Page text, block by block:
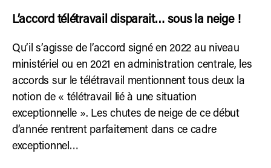
L’accord télétravail disparait… sous la neige !
Qu’il s’agisse de l’accord signé en 2022 au niveau
ministériel ou en 2021 en administration centrale, les
accords sur le télétravail mentionnent tous deux la
notion de « télétravail lié à une situation
exceptionnelle ». Les chutes de neige de ce début
d’année rentrent parfaitement dans ce cadre
exceptionnel…